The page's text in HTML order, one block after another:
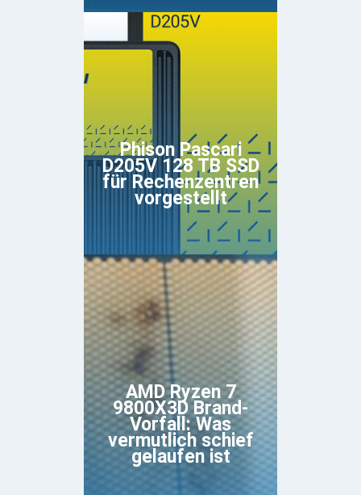
Phison Pascari
D205V 128 TB SSD
für Rechenzentren
vorgestellt
AMD Ryzen 7
9800X3D Brand-
Vorfall: Was
vermutlich schief
gelaufen ist